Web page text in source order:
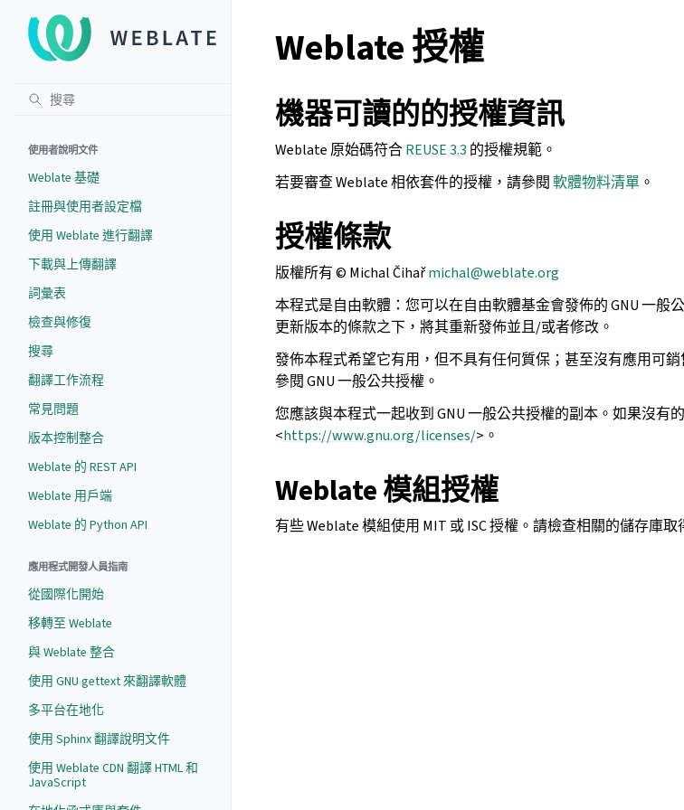
使用者說明文件
Weblate 基礎
註冊與使用者設定檔
使用 Weblate 進行翻譯
下載與上傳翻譯
詞彙表
檢查與修復
搜尋
翻譯工作流程
常見問題
版本控制整合
Weblate 的 REST API
Weblate 用戶端
Weblate 的 Python API
應用程式開發人員指南
從國際化開始
移轉至 Weblate
與 Weblate 整合
使用 GNU gettext 來翻譯軟體
多平台在地化
使用 Sphinx 翻譯說明文件
使用 Weblate CDN 翻譯 HTML 和
JavaScript
Weblate 授權
機器可讀的的授權資訊
Weblate 原始碼符合REUSE 3.3 的授權規範。
若要審查 Weblate 相依套件的授權，請參閱 軟體物料清單 。
授權條款
版權所有 © Michal Čihařmichal@weblate.org
本程式是自由軟體：您可以在自由軟體基金會發佈的 GNU 一般
更新版本的條款之下，將其重新發佈並且/或者修改。
發佈本程式希望它有用，但不具有任何質保；甚至沒有應用可
參閱 GNU 一般公共授權。
您應該與本程式一起收到 GNU 一般公共授權的副本。如果沒有
<https://www.gnu.org/licenses/>。
Weblate 模組授權
有些 Weblate 模組使用 MIT 或 ISC 授權。請檢查相關的儲存庫取